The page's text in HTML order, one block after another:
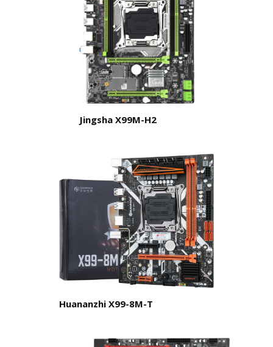
Jingsha X99M-H2
Huananzhi X99-8M-T